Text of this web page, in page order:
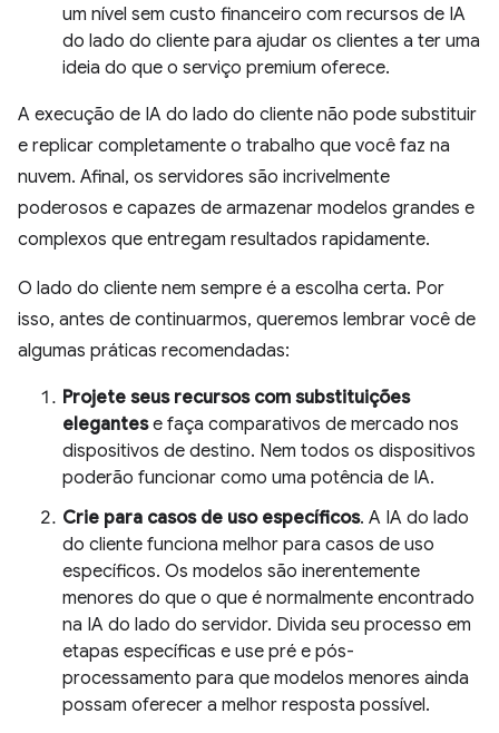
um nível sem custo financeiro com recursos de IA
do lado do cliente para ajudar os clientes a ter uma
ideia do que o serviço premium oferece.
A execução de IA do lado do cliente não pode substituir
e replicar completamente o trabalho que você faz na
nuvem. Afinal, os servidores são incrivelmente
poderosos e capazes de armazenar modelos grandes e
complexos que entregam resultados rapidamente.
O lado do cliente nem sempre é a escolha certa. Por
isso, antes de continuarmos, queremos lembrar você de
algumas práticas recomendadas:
Projete seus recursos com substituições
elegantese faça comparativos de mercado nos
dispositivos de destino. Nem todos os dispositivos
poderão funcionar como uma potência de IA.
Crie para casos de uso específicos. A IA do lado
do cliente funciona melhor para casos de uso
específicos. Os modelos são inerentemente
menores do que o que é normalmente encontrado
na IA do lado do servidor. Divida seu processo em
etapas específicas e use pré e pós-
processamento para que modelos menores ainda
possam oferecer a melhor resposta possível.